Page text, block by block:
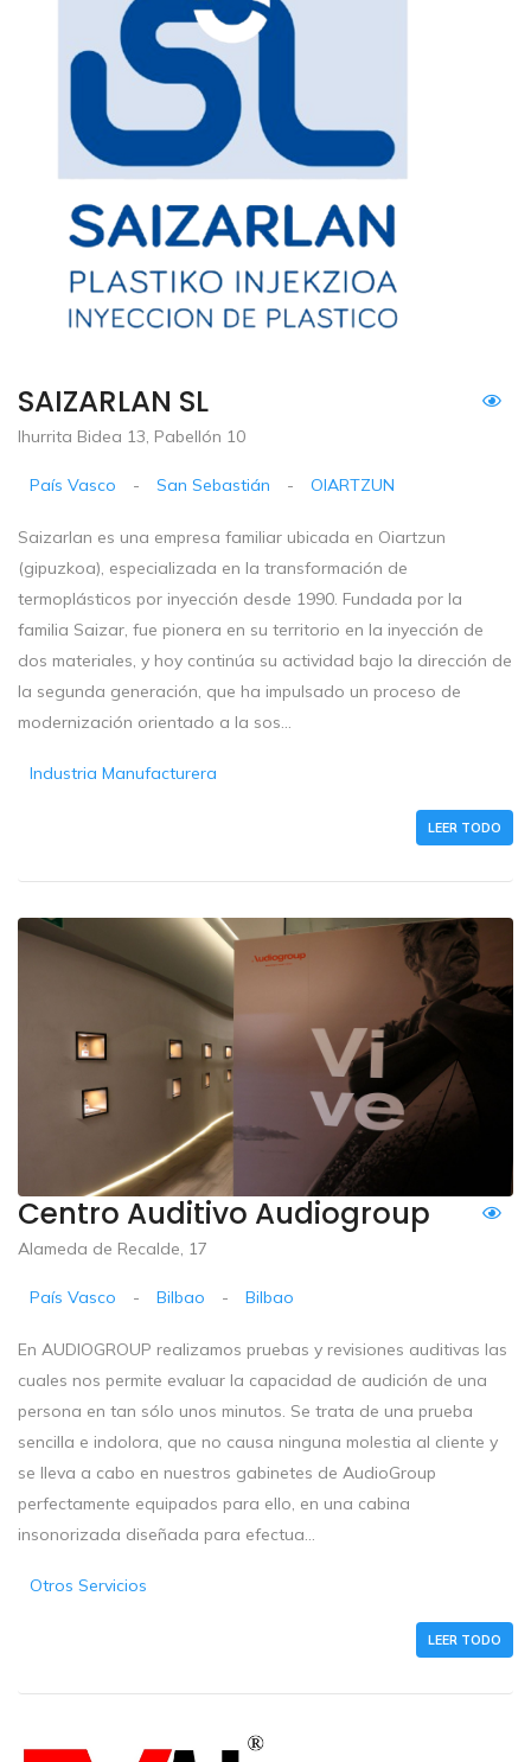
SAIZARLAN SL
Ihurrita Bidea 13, Pabellón 10
País Vasco - San Sebastián - OIARTZUN
Saizarlan es una empresa familiar ubicada en Oiartzun
(gipuzkoa), especializada en la transformación de
termoplásticos por inyección desde 1990. Fundada por la
familia Saizar, fue pionera en su territorio en la inyección de
dos materiales, y hoy continúa su actividad bajo la dirección de
la segunda generación, que ha impulsado un proceso de
modernización orientado a la sos...
Industria Manufacturera
LEER TODO
Centro Auditivo Audiogroup
Alameda de Recalde, 17
País Vasco - Bilbao - Bilbao
En AUDIOGROUP realizamos pruebas y revisiones auditivas las
cuales nos permite evaluar la capacidad de audición de una
persona en tan sólo unos minutos. Se trata de una prueba
sencilla e indolora, que no causa ninguna molestia al cliente y
se lleva a cabo en nuestros gabinetes de AudioGroup
perfectamente equipados para ello, en una cabina
insonorizada diseñada para efectua...
Otros Servicios
LEER TODO